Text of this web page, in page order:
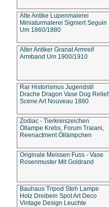
Alte Antike Lupenmalerei
Miniaturmalerei Signiert Seguin
Um 1860/1880
Alter Antiker Granat Armreif
Armband Um 1900/1910
Rar Historismus Jugendstil
Drache Dragon Vase Dog Relief
Scene Art Nouveau 1880
Zodiac - Tierkreiszeichen
Öllampe Krebs, Forum Traiani,
Reenactment Öllämpchen
Originale Meissen Fuss - Vase
Rosenmuster Mit Goldrand
Bauhaus Tripod Steh Lampe
Holz Dreibein Spot Art Deco
Vintage Design Leuchte